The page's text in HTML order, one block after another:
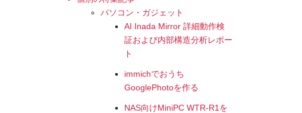
パソコン・ガジェット
AI Inada Mirror 詳細動作検
証および内部構造分析レポー
ト
immichでおうち
GooglePhotoを作る
NAS向けMiniPC WTR-R1を